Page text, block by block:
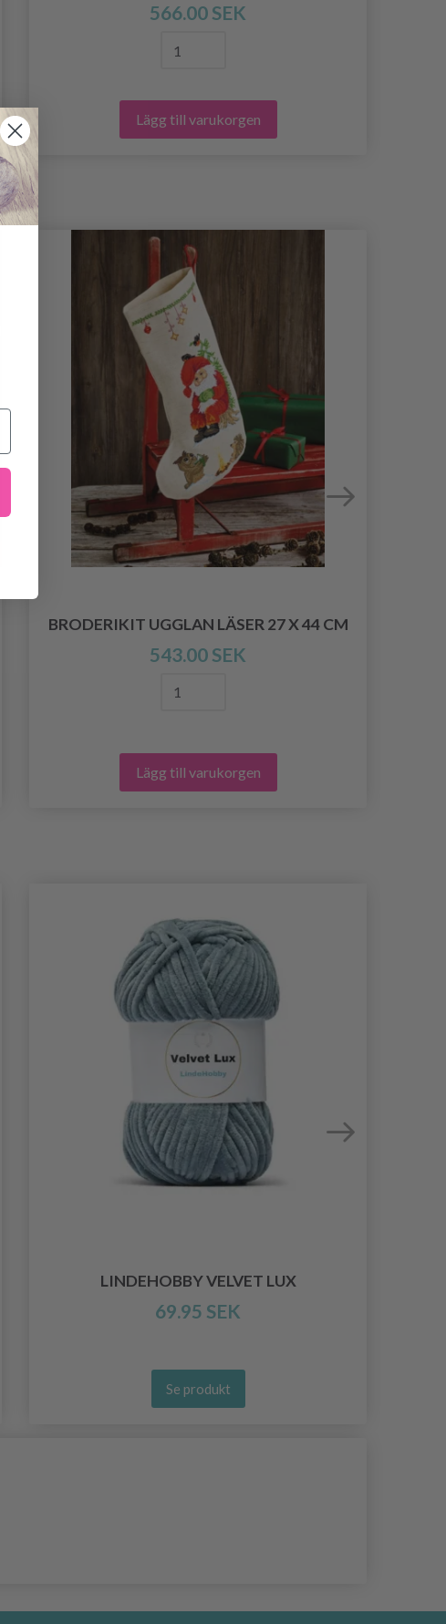
566.00 SEK
Lägg till varukorgen
BRODERIKIT UGGLAN LÄSER 27 X 44 CM
543.00 SEK
Lägg till varukorgen
LINDEHOBBY VELVET LUX
69.95 SEK
Se produkt